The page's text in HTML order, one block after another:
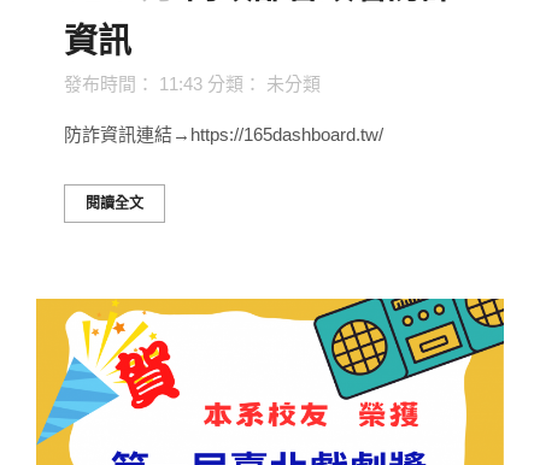
資訊
發布時間： 11:43 分類： 未分類
防詐資訊連結→https://165dashboard.tw/
閱讀全文